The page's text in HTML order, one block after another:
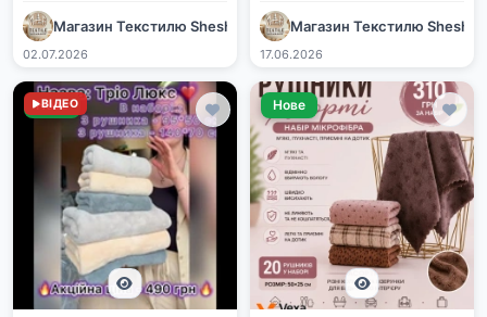
Магазин Текстилю SheshaShop
02.07.2026
Магазин Текстилю
17.06.2026
Нове
ВІДЕО Нове